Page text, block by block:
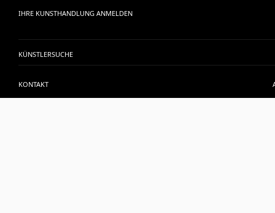
IHRE KUNSTHANDLUNG ANMELDEN
KÜNSTLERSUCHE
KONTAKT